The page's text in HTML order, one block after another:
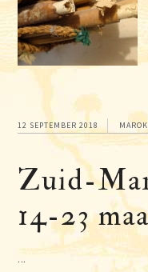
12 SEPTEMBER 2018
Zuid-
14-23
...